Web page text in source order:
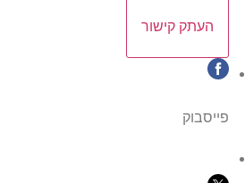
העתק קישור
פייסבוק